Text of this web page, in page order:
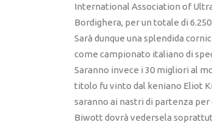
International Association of
Bordighera, per un totale di
Sarà dunque una splendida
come campionato italiano di
Saranno invece i 30 migliori al
titolo fu vinto dal keniano Eliot
saranno ai nastri di partenza
Biwott dovrà vedersela